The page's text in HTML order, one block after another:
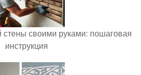
своими руками: пошаговая
инструкция